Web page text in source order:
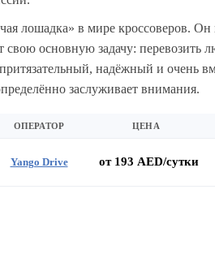
лошадка» в мире кроссоверов. Он
свою основную задачу:
надёжный и очень
заслуживает внимания.
ОПЕРАТОР ЦЕНА
Yango Drive от 193 AED/сутки